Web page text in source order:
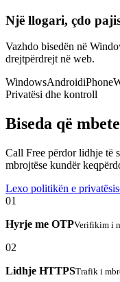
Një llogari, çdo
Vazhdo bisedën në
drejtpërdrejt në web.
WindowsAndroidiPhone
Privatësi dhe kontroll
Biseda që
Call Free përdor lidhje të
mbrojtëse kundër
Lexo politikën e
01
Hyrje me OTPVerifikim i
02
Lidhje HTTPSTrafik i